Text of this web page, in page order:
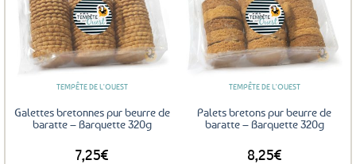
Ajouter
aux
favoris
TEMPÊTE DE L'OUEST
Galettes bretonnes pur beurre de
baratte – Barquette 320g
7,25€
Ajouter
aux
favoris
TEMPÊTE DE L'OUEST
Palets bretons pur beurre de
baratte – Barquette 320g
8,25€